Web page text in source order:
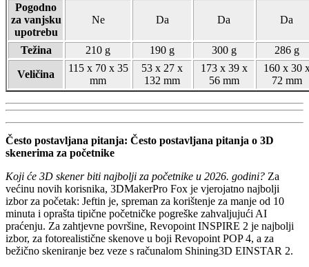
Pogodno
za vanjsku
upotrebu
Ne Da Da Da
Težina 210 g 190 g 300 g 286 g
Veličina
115 x 70 x 35
mm
53 x 27 x
132 mm
173 x 39 x
56 mm
160 x 30
72 mm
Često postavljana pitanja: Često postavljana pitanja o 3D
skenerima za početnike
Koji će 3D skener biti najbolji za početnike u 2026. godini? Za
većinu novih korisnika, 3DMakerPro Fox je vjerojatno najbolji
izbor za početak: Jeftin je, spreman za korištenje za manje od 10
minuta i oprašta tipične početničke pogreške zahvaljujući AI
praćenju. Za zahtjevne površine, Revopoint INSPIRE 2 je najbolji
izbor, za fotorealistične skenove u boji Revopoint POP 4, a za
bežično skeniranje bez veze s računalom Shining3D EINSTAR 2.